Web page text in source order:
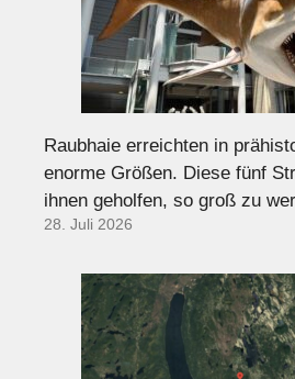
Raubhaie erreichten in
enorme Größen. Diese fünf
ihnen geholfen, so groß zu
28. Juli 2026